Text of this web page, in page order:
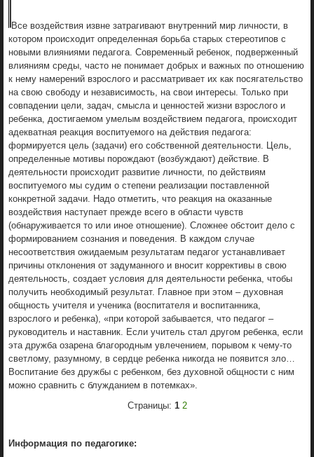
Все воздействия извне затрагивают внутренний мир личности, в
котором происходит определенная борьба старых стереотипов с
новыми влияниями педагога. Современный ребенок, подверженный
влияниям среды, часто не понимает добрых и важных по отношению
к нему намерений взрослого и рассматривает их как посягательство
на свою свободу и независимость, на свои интересы. Только при
совпадении цели, задач, смысла и ценностей жизни взрослого и
ребенка, достигаемом умелым воздействием педагога, происходит
адекватная реакция воспитуемого на действия педагога:
формируется цель (задачи) его собственной деятельности. Цель,
определенные мотивы порождают (возбуждают) действие. В
деятельности происходит развитие личности, по действиям
воспитуемого мы судим о степени реализации поставленной
конкретной задачи. Надо отметить, что реакция на оказанные
воздействия наступает прежде всего в области чувств
(обнаруживается то или иное отношение). Сложнее обстоит дело с
формированием сознания и поведения. В каждом случае
несоответствия ожидаемым результатам педагог устанавливает
причины отклонения от задуманного и вносит коррективы в свою
деятельность, создает условия для деятельности ребенка, чтобы
получить необходимый результат. Главное при этом – духовная
общность учителя и ученика (воспитателя и воспитанника,
взрослого и ребенка), «при которой забывается, что педагог –
руководитель и наставник. Если учитель стал другом ребенка, если
эта дружба озарена благородным увлечением, порывом к чему-то
светлому, разумному, в сердце ребенка никогда не появится зло…
Воспитание без дружбы с ребенком, без духовной общности с ним
можно сравнить с блужданием в потемках».
Страницы: 1 2
Информация по педагогике: